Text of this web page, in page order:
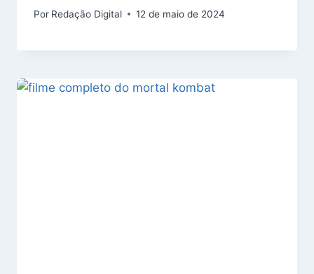
Por Redação Digital 12 de maio de 2024